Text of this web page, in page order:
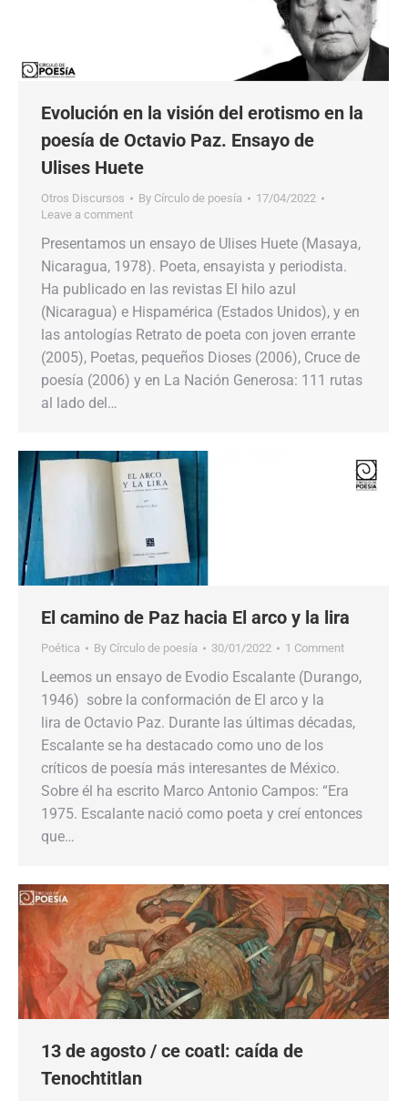
Evolución en la visión del erotismo en la
poesía de Octavio Paz. Ensayo de
Ulises Huete
Otros Discursos By Círculo de poesía
17/04/2022
Leave a comment
Presentamos un ensayo de Ulises Huete (Masaya,
Nicaragua, 1978). Poeta, ensayista y periodista.
Ha publicado en las revistas El hilo azul
(Nicaragua) e Hispamérica (Estados Unidos), y en
las antologías Retrato de poeta con joven errante
(2005), Poetas, pequeños Dioses (2006), Cruce de
poesía (2006) y en La Nación Generosa: 111 rutas
al lado del…
El camino de Paz hacia El arco y la lira
Poética By Círculo de poesía 30/01/2022 1 Comment
Leemos un ensayo de Evodio Escalante (Durango,
1946) sobre la conformación de El arco y la
lira de Octavio Paz. Durante las últimas décadas,
Escalante se ha destacado como uno de los
críticos de poesía más interesantes de México.
Sobre él ha escrito Marco Antonio Campos: “Era
1975. Escalante nació como poeta y creí entonces
que…
13 de agosto / ce coatl: caída de
Tenochtitlan